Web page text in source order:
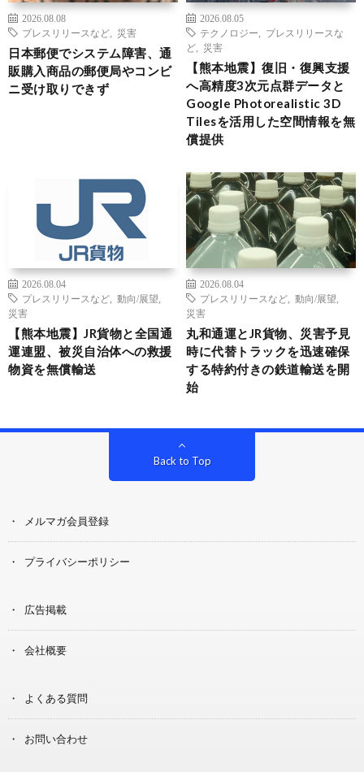
2026.08.08
プレスリリースなど
災害
日本郵便でシステム障害、通
販購入商品の郵便局やコンビ
ニ受け取りできず
2026.08.05
テクノロジー
プレスリリースな
ど
災害
【熊本地震】復旧・復興支援
へ高精度3次元点群データと
Google Photorealistic 3D
Tilesを活用した空間情報を無
償提供
2026.08.04
プレスリリースなど
動向/展望
災害
【熊本地震】JR貨物と全国通
運連盟、被災自治体への救援
物資を無償輸送
2026.08.04
プレスリリースなど
動向/展望
災害
丸和通運とJR貨物、災害予見
時に代替トラックを迅速確保
する特約付きの鉄道輸送を開
始
Back to Top
メルマガ会員登録
プライバシーポリシー
広告掲載
会社概要
よくある質問
お問い合わせ